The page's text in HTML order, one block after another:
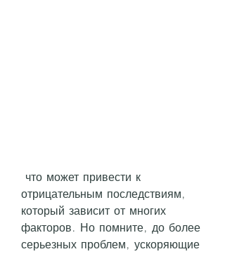
отрицательным последствиям,
который зависит от многих
факторов. Но помните, до более
серьезных проблем, ускоряющие